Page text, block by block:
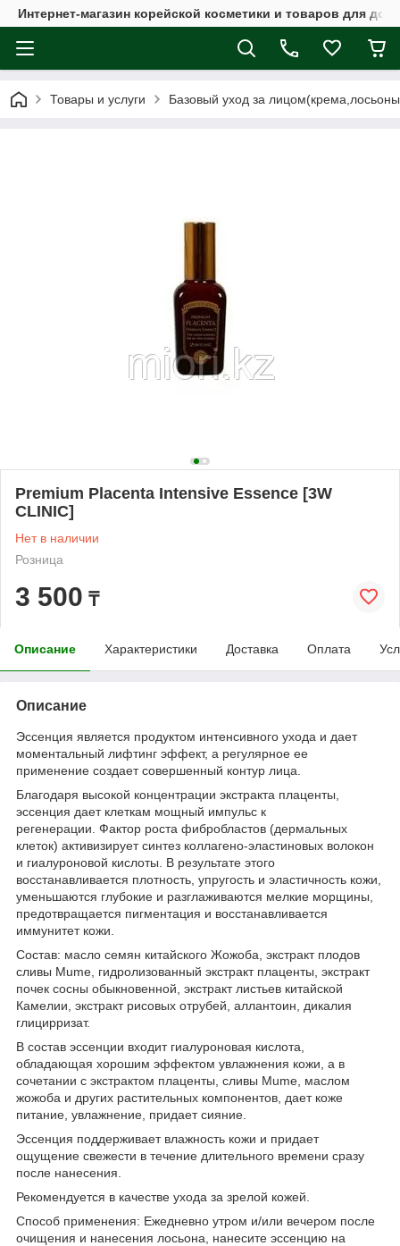
Интернет-магазин корейской косметики и товаров для
Товары и услуги Базовый уход за
Premium Placenta Intensive Essence [3W
CLINIC]
Нет в наличии
Розница
3 500 ₸
Описание Характеристики Доставка Оплата
Описание
Эссенция является продуктом интенсивного ухода и дает
моментальный лифтинг эффект, а регулярное ее
применение создает совершенный контур лица.
Благодаря высокой концентрации экстракта плаценты,
эссенция дает клеткам мощный импульс к
регенерации. Фактор роста фибробластов (дермальных
клеток) активизирует синтез коллагено-эластиновых волокон
и гиалуроновой кислоты. В результате этого
восстанавливается плотность, упругость и эластичность кожи,
уменьшаются глубокие и разглаживаются мелкие морщины,
предотвращается пигментация и восстанавливается
иммунитет кожи.
Состав: масло семян китайского Жожоба, экстракт плодов
сливы Mume, гидролизованный экстракт плаценты, экстракт
почек сосны обыкновенной, экстракт листьев китайской
Камелии, экстракт рисовых отрубей, аллантоин, дикалия
глицирризат.
В состав эссенции входит гиалуроновая кислота,
обладающая хорошим эффектом увлажнения кожи, а в
сочетании с экстрактом плаценты, сливы Mume, маслом
жожоба и других растительных компонентов, дает коже
питание, увлажнение, придает сияние.
Эссенция поддерживает влажность кожи и придает
ощущение свежести в течение длительного времени сразу
после нанесения.
Рекомендуется в качестве ухода за зрелой кожей.
Способ применения: Ежедневно утром и/или вечером после
очищения и нанесения лосьона, нанесите эссенцию на